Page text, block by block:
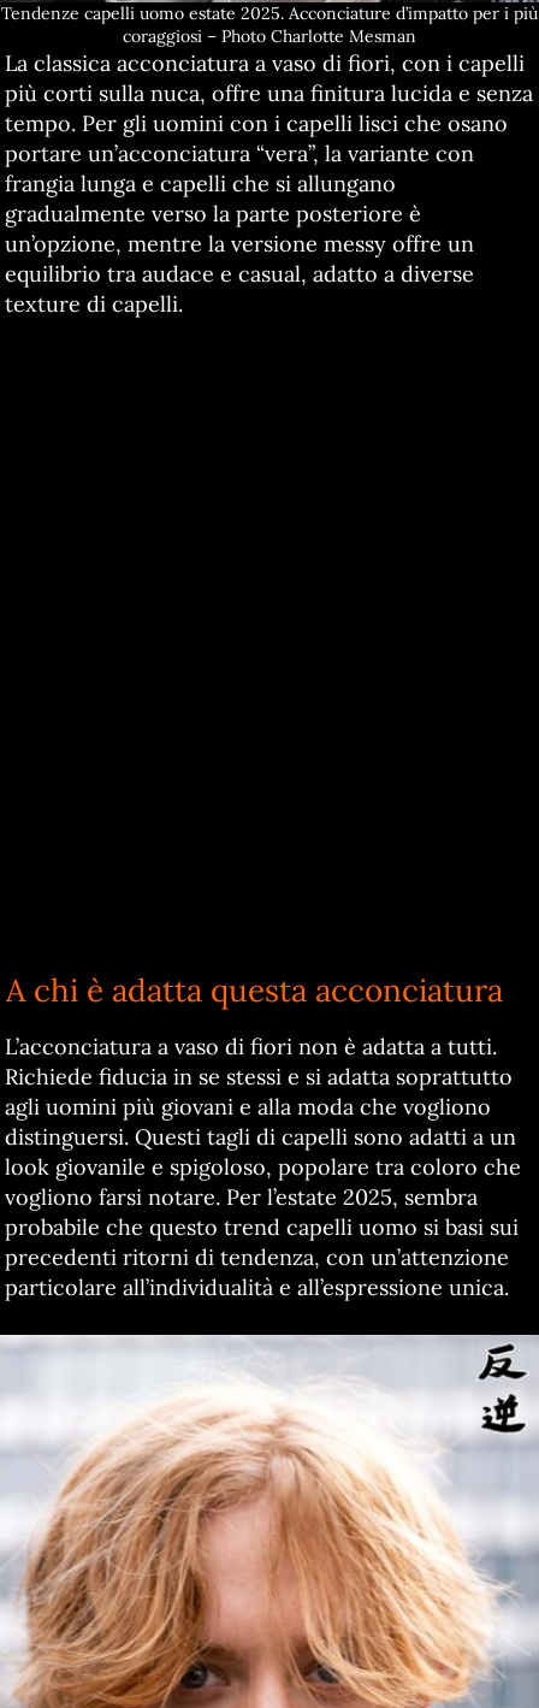
Tendenze capelli uomo estate 2025. Acconciature d’impatto per i più
coraggiosi – Photo Charlotte Mesman
La classica acconciatura a vaso di fiori, con i capelli
più corti sulla nuca, offre una finitura lucida e senza
tempo. Per gli uomini con i capelli lisci che osano
portare un’acconciatura “vera”, la variante con
frangia lunga e capelli che si allungano
gradualmente verso la parte posteriore è
un’opzione, mentre la versione messy offre un
equilibrio tra audace e casual, adatto a diverse
texture di capelli.
A chi è adatta questa acconciatura
L’acconciatura a vaso di fiori non è adatta a tutti.
Richiede fiducia in se stessi e si adatta soprattutto
agli uomini più giovani e alla moda che vogliono
distinguersi. Questi tagli di capelli sono adatti a un
look giovanile e spigoloso, popolare tra coloro che
vogliono farsi notare. Per l’estate 2025, sembra
probabile che questo trend capelli uomo si basi sui
precedenti ritorni di tendenza, con un’attenzione
particolare all’individualità e all’espressione unica.